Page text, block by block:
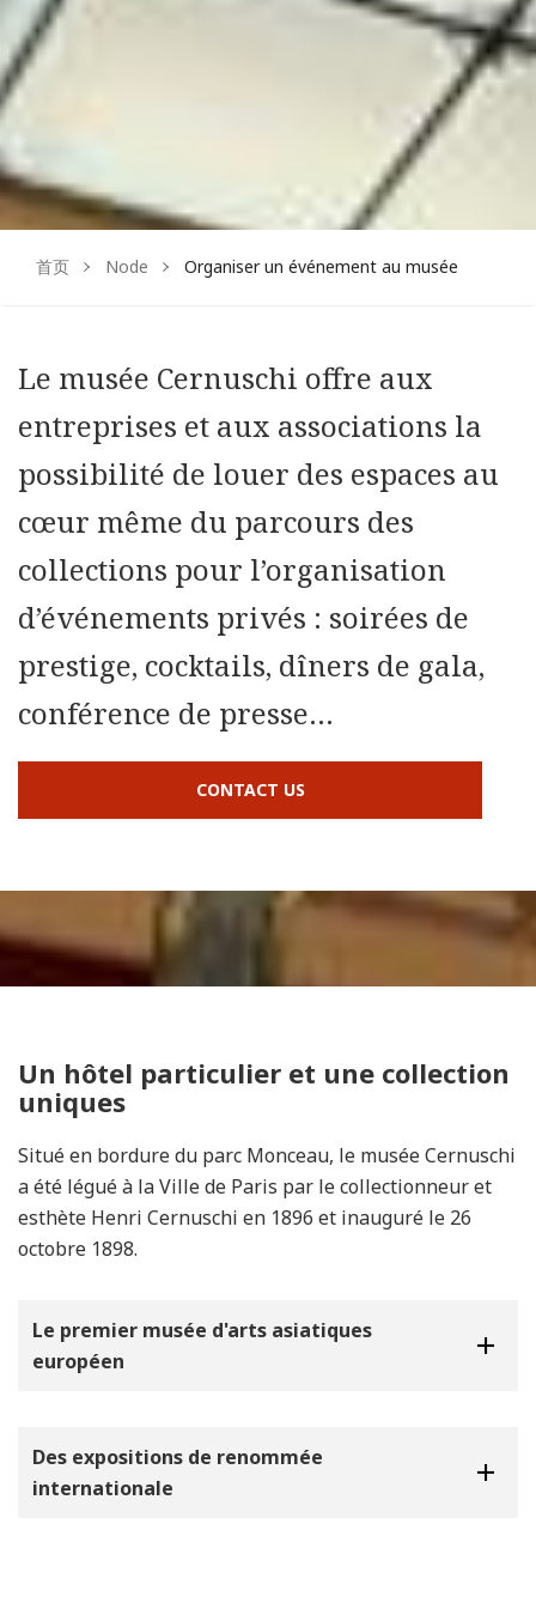
Instagram
首页 Node Organiser un événement au musée
Le musée Cernuschi offre aux
entreprises et aux associations la
possibilité de louer des espaces au
cœur même du parcours des
collections pour l’organisation
d’événements privés : soirées de
prestige, cocktails, dîners de gala,
conférence de presse…
CONTACT US
Un hôtel particulier et une collection
uniques
Situé en bordure du parc Monceau, le musée Cernuschi
a été légué à la Ville de Paris par le collectionneur et
esthète Henri Cernuschi en 1896 et inauguré le 26
octobre 1898.
Le premier musée d'arts asiatiques
européen
Des expositions de renommée
internationale